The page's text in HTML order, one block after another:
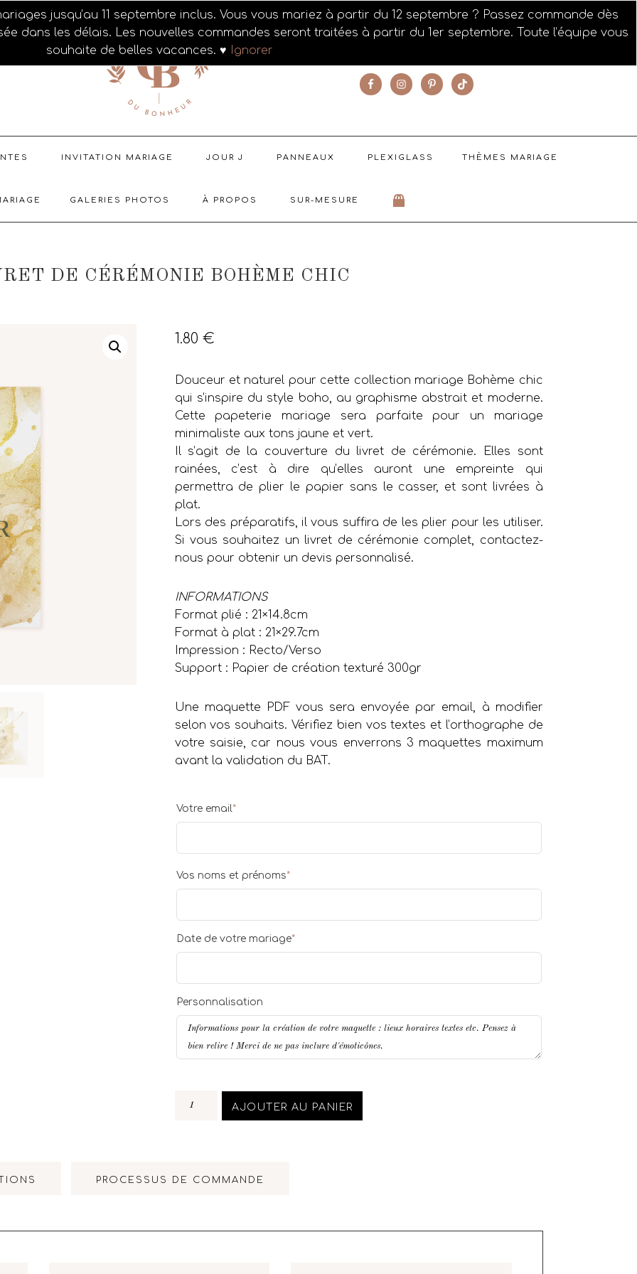
jusqu’au 11 septembre inclus. Vous vous mariez à partir du 12 septembre ? Passez commande dès
dans les délais. Les nouvelles commandes seront traitées à partir du 1er septembre. Toute l’équipe vous
souhaite de belles vacances. ♥ Ignorer
INVITATION MARIAGE JOUR J PANNEAUX PLEXIGLASS THÈMES MARIAGE
GALERIES PHOTOS À PROPOS SUR-MESURE
DE CÉRÉMONIE BOHÈME CHIC
1.80 €
Douceur et naturel pour cette collection mariage Bohème chic
qui s’inspire du style boho, au graphisme abstrait et moderne.
Cette papeterie mariage sera parfaite pour un mariage
minimaliste aux tons jaune et vert.
Il s’agit de la couverture du livret de cérémonie. Elles sont
rainées, c’est à dire qu’elles auront une empreinte qui
permettra de plier le papier sans le casser, et sont livrées à
plat.
Lors des préparatifs, il vous suffira de les plier pour les utiliser.
Si vous souhaitez un livret de cérémonie complet, contactez-
nous pour obtenir un devis personnalisé.
INFORMATIONS
Format plié : 21×14.8cm
Format à plat : 21×29.7cm
Impression : Recto/Verso
Support : Papier de création texturé 300gr
Une maquette PDF vous sera envoyée par email, à modifier
selon vos souhaits. Vérifiez bien vos textes et l’orthographe de
votre saisie, car nous vous enverrons 3 maquettes maximum
avant la validation du BAT.
Votre email*
Vos noms et prénoms*
Date de votre mariage*
Personnalisation
AJOUTER AU PANIER
PROCESSUS DE COMMANDE